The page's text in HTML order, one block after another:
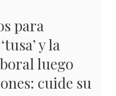
para
y la
luego
cuide su